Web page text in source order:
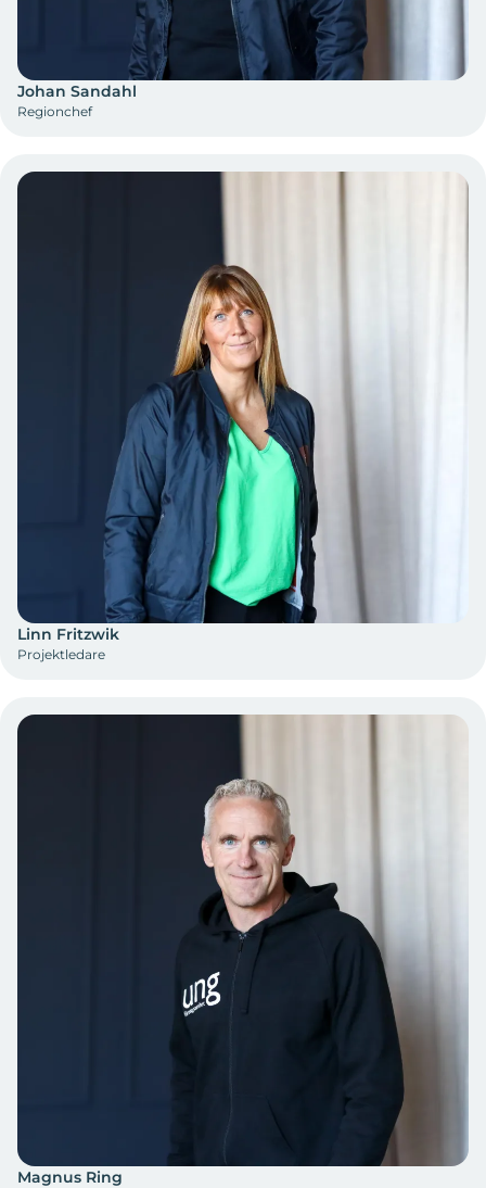
Johan Sandahl
Regionchef
Linn Fritzwik
Projektledare
Magnus Ring